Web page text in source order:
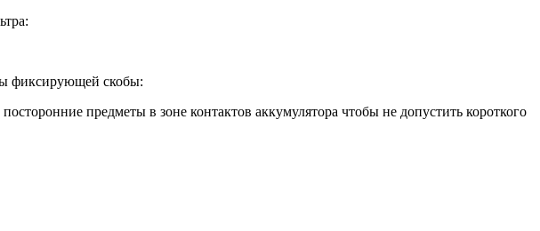
фиксирующей скобы:
предметы в зоне контактов аккумулятора чтобы не допустить короткого